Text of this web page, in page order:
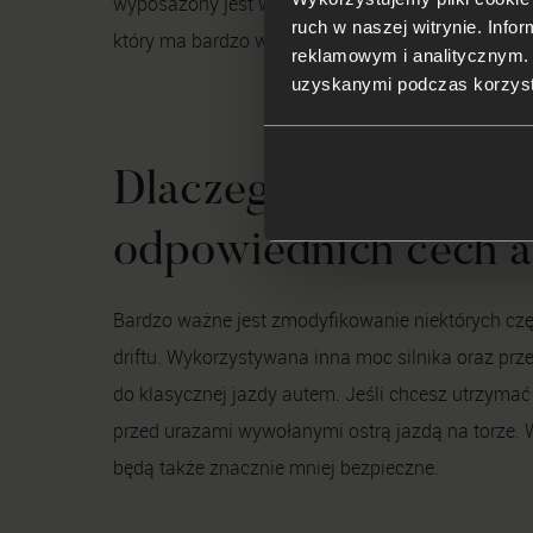
ruch w naszej witrynie.
reklamowym i
uzyskanymi podczas
który ma bardzo wysokie własności jezdne.
Dlaczego tak ważne
odpowiednich cech
Bardzo ważne jest zmodyfikowanie niektórych
driftu. Wykorzystywana inna moc silnika oraz
do klasycznej jazdy autem. Jeśli chcesz utrzymać
przed urazami wywołanymi ostrą jazdą na
będą także znacznie mniej bezpieczne.